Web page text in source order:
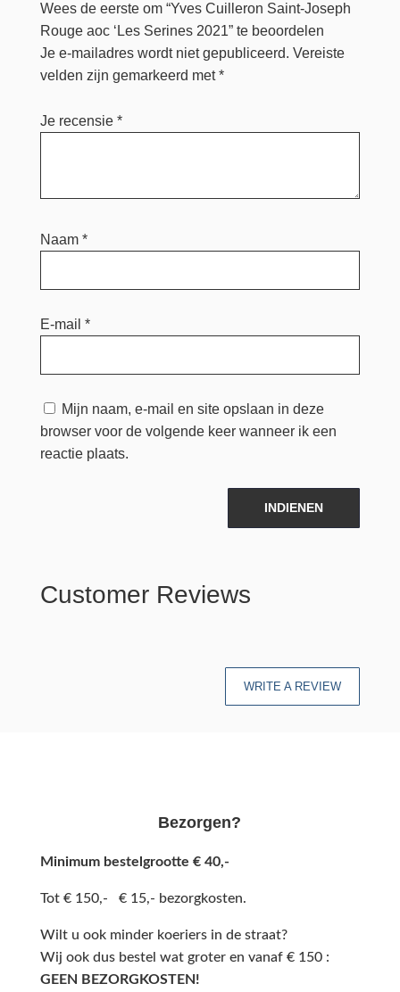
Wees de eerste om “Yves Cuilleron Saint-Joseph
Rouge aoc ‘Les Serines 2021” te beoordelen
Je e-mailadres wordt niet gepubliceerd. Vereiste
velden zijn gemarkeerd met*
Je recensie *
Naam *
E-mail *
Mijn naam, e-mail en site opslaan in deze
browser voor de volgende keer wanneer ik een
reactie plaats.
INDIENEN
Customer Reviews
WRITE A REVIEW
Bezorgen?
Minimum bestelgrootte € 40,-
Tot € 150,- € 15,- bezorgkosten.
Wilt u ook minder koeriers in de straat?
Wij ook dus bestel wat groter en vanaf € 150 :
GEEN BEZORGKOSTEN!